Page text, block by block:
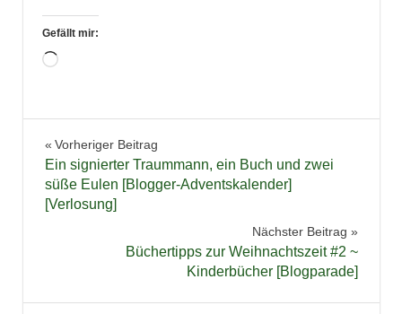
Gefällt mir:
Wird
Buchtipps
Weihnachten
Beitragsnavigation
Vorheriger Beitrag
Ein signierter Traummann, ein Buch und zwei
süße Eulen [Blogger-Adventskalender]
[Verlosung]
Nächster Beitrag
Büchertipps zur Weihnachtszeit #2 ~
Kinderbücher [Blogparade]